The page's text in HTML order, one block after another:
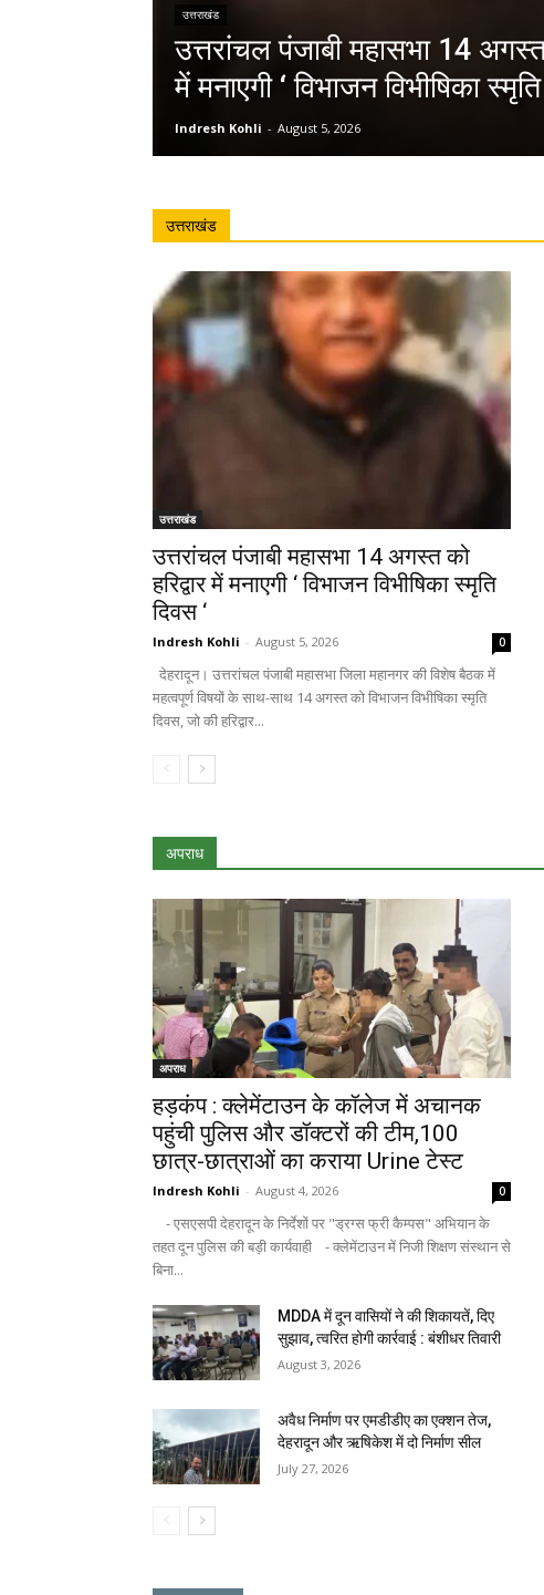
उत्तराखंड
उत्तरांचल पंजाबी महासभा 14 अगस्त
में मनाएगी ‘ विभाजन विभीषिका
Indresh Kohli - August 5, 2026
उत्तराखंड
उत्तराखंड
उत्तरांचल पंजाबी महासभा 14 अगस्त को
हरिद्वार में मनाएगी ‘ विभाजन विभीषिका स्मृति
दिवस ‘
Indresh Kohli - August 5, 2026 0
देहरादून। उत्तरांचल पंजाबी महासभा जिला महानगर की विशेष बैठक में
महत्वपूर्ण विषयों के साथ-साथ 14 अगस्त को विभाजन विभीषिका स्मृति
दिवस, जो की हरिद्वार...
अपराध
अपराध
हड़कंप : क्लेमेंटाउन के कॉलेज में अचानक
पहुंची पुलिस और डॉक्टरों की टीम,100
छात्र-छात्राओं का कराया Urine टेस्ट
Indresh Kohli - August 4, 2026 0
- एसएसपी देहरादून के निर्देशों पर "ड्रग्स फ्री कैम्पस" अभियान के
तहत दून पुलिस की बड़ी कार्यवाही - क्लेमेंटाउन में निजी शिक्षण संस्थान से
बिना...
MDDA में दून वासियों ने की शिकायतें, दिए
सुझाव, त्वरित होगी कार्रवाई : बंशीधर तिवारी
August 3, 2026
अवैध निर्माण पर एमडीडीए का एक्शन तेज,
देहरादून और ऋषिकेश में दो निर्माण सील
July 27, 2026